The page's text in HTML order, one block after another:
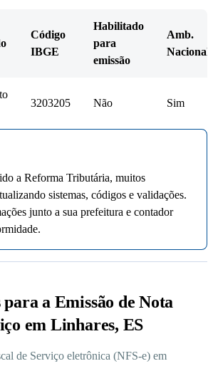
Código
IBGE
Habilitado
para
emissão
Amb.
Nacional
3203205 Não Sim
a Reforma Tributária, muitos
sistemas, códigos e validações.
junto a sua prefeitura e contador
a Emissão de Nota
em Linhares, ES
de Serviço eletrônica (NFS-e) em